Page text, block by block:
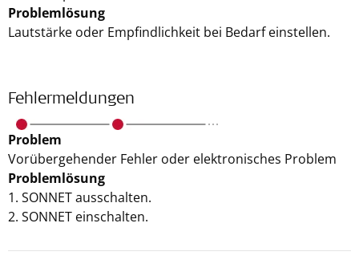
Problemlösung
Lautstärke oder Empfindlichkeit bei Bedarf einstellen.
Fehlermeldungen
Problem
Vorübergehender Fehler oder elektronisches Problem
Problemlösung
1. SONNET ausschalten.
2. SONNET einschalten.